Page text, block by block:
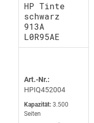
HP Tinte
schwarz
913A
L0R95AE
Art.-Nr.:
HPIQ452004
Kapazität: 3.500
Seiten